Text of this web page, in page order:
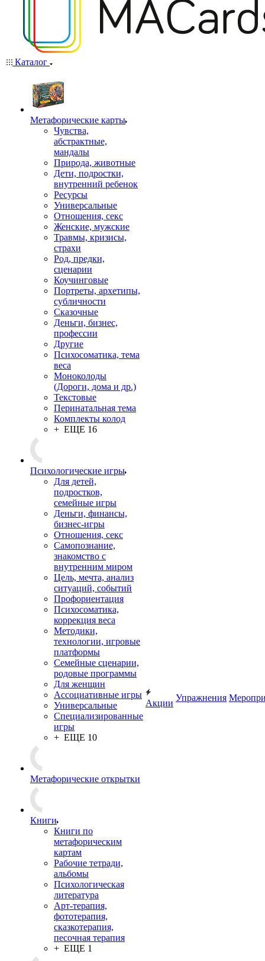
Каталог
Mетафорические карты
Чувства,
абстрактные,
мандалы
Природа, животные
Дети, подростки,
внутренний ребенок
Ресурсы
Универсальные
Отношения, секс
Женские, мужские
Травмы, кризисы,
страхи
Род, предки,
сценарии
Коучинговые
Портреты, архетипы,
субличности
Сказочные
Деньги, бизнес,
профессии
Другие
Психосоматика, тема
веса
Моноколоды
(Дороги, дома и др.)
Текстовые
Перинатальная тема
Комплекты колод
+ ЕЩЕ 16
Психологические игры
Для детей,
подростков,
семейные игры
Деньги, финансы,
бизнес-игры
Отношения, секс
Самопознание,
знакомство с
внутренним миром
Цель, мечта, анализ
ситуаций, событий
Профориентация
Психосоматика,
коррекция веса
Методики,
технологии, игровые
платформы
Семейные сценарии,
родовые программы
Для женщин
Ассоциативные игры
Универсальные
Специализированные
игры
+ ЕЩЕ 10
Метафорические открытки
Книги
Книги по
метафорическим
картам
Рабочие тетради,
альбомы
Психологическая
литература
Арт-терапия,
фототерапия,
сказкотерапия,
песочная терапия
+ ЕЩЕ 1
Акции
Упражнения